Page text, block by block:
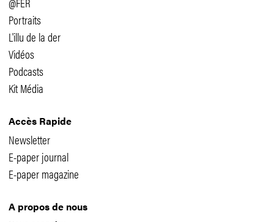
Portraits
L'illu de la der
Vidéos
Podcasts
Kit Média
Accès Rapide
Newsletter
E-paper journal
E-paper magazine
A propos de nous